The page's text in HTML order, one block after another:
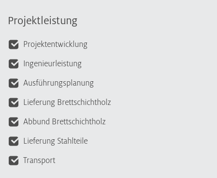
Projektleistung
Projektentwicklung
Ingenieurleistung
Ausführungsplanung
Lieferung Brettschichtholz
Abbund Brettschichtholz
Lieferung Stahlteile
Transport